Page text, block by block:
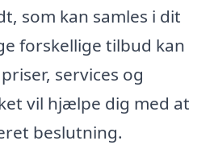
som kan samles i dit
forskellige tilbud kan
services og
vil hjælpe dig med at
beslutning.